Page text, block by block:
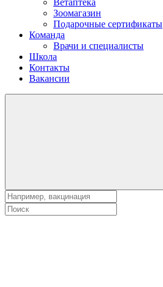
Ветаптека
Зоомагазин
Подарочные сертификаты
Команда
Врачи и специалисты
Школа
Контакты
Вакансии